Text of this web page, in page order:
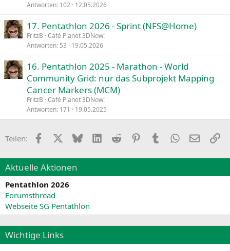
Antworten 102 12.05.2026
17. Pentathlon 2026 - Sprint (NFS@Home)
FritzB Café Planet 3DNow!
Antworten 53 19.05.2026
16. Pentathlon 2025 - Marathon - World
Community Grid: nur das Subprojekt Mapping
Cancer Markers (MCM)
FritzB Café Planet 3DNow!
Antworten 171 19.05.2025
Teilen: Facebook BlueskyLinkedIn
Reddit PinterestTumblr WhatsApp
E-Mail
Aktuelle Aktionen
Pentathlon 2026
Forumsthread
Webseite SG Pentathlon
Wichtige Links